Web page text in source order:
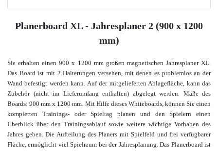
Planerboard XL - Jahresplaner 2 (900 x 1200
mm)
Sieerhalten einen 900 x 1200 mm großen magnetischen Jahresplaner XL.
Das Board ist mit 2 Halterungen versehen, mit denen es problemlos an der
Wand befestigt werden kann. Auf der mitgelieferten Ablagefläche, kann das
Zubehör (nicht im Lieferumfang enthalten) abgelegt werden. Maße des
Boards: 900 mm x 1200 mm. Mit Hilfe dieses Whiteboards, können Sie einen
kompletten Trainings- oder Spieltag planen und den Spielern einen
Überblick über den Trainingsablauf sowie weitere wichtige Vorhaben des
Jahres geben. Die Aufteilung des Planers mit Spielfeld und frei verfügbarer
Fläche, ermöglicht viel Spielraum bei der Jahresplanung. Das Planerboard ist